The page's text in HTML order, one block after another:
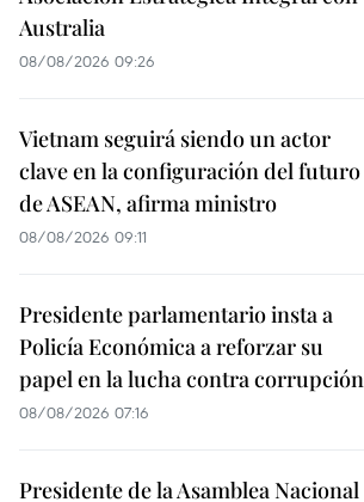
Australia
08/08/2026 09:26
Vietnam seguirá siendo un actor
clave en la configuración del futuro
de ASEAN, afirma ministro
08/08/2026 09:11
Presidente parlamentario insta a
Policía Económica a reforzar su
papel en la lucha contra corrupción
08/08/2026 07:16
Presidente de la Asamblea Nacional